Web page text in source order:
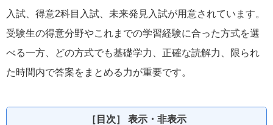
入試、得意2科目入試、未来発見入試が用意されています。
受験生の得意分野やこれまでの学習経験に合った方式を選
べる一方、どの方式でも基礎学力、正確な読解力、限られ
た時間内で答案をまとめる力が重要です。
［目次］ 表示・非表示